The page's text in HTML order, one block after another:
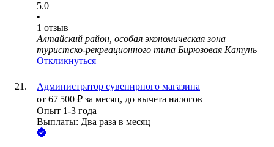
5.0
•
1 отзыв
Алтайский район, особая экономическая зона
туристско-рекреационного типа Бирюзовая Катунь
Откликнуться
Администратор сувенирного магазина
от 67 500 ₽ за месяц, до вычета налогов
Опыт 1-3 года
Выплаты: Два раза в месяц